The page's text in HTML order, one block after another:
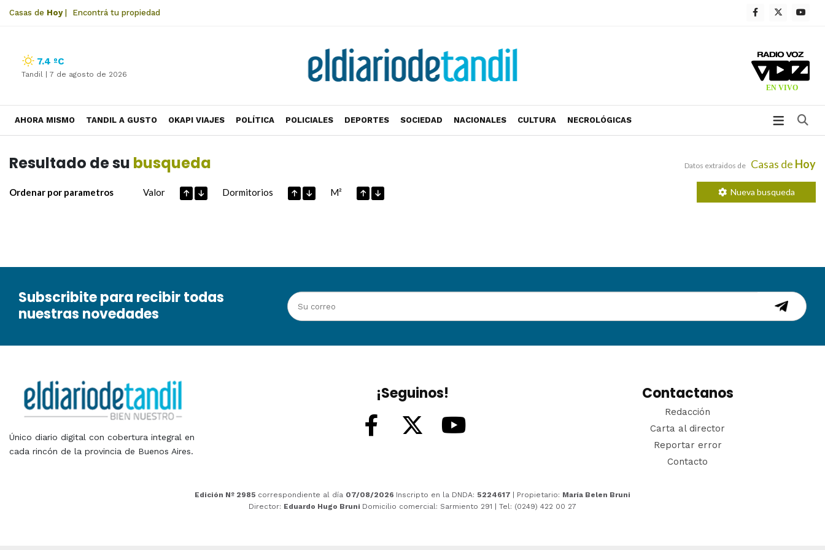
Casas de Hoy| Encontrá tu propiedad
7.4 ºC
Tandil | 7 de agosto de 2026
AHORA MISMO TANDIL A GUSTO OKAPI VIAJES POLÍTICA POLICIALES DEPORTES SOCIEDAD NACIONALES CULTURA NECROLÓGICAS
Resultado de su busqueda Datos extraidos de Casas de Hoy
Ordenar por parametros Valor Dormitorios M² Nueva busqueda
Subscribite para recibir todas
nuestras novedades
Único diario digital con cobertura integral en
cada rincón de la provincia de Buenos Aires.
¡Seguinos! Contactanos
Redacción
Carta al director
Reportar error
Contacto
Edición Nº 2985 correspondiente al día 07/08/2026 Inscripto en la DNDA: 5224617 | Propietario: María Belen Bruni
Director: Eduardo Hugo Bruni Domicilio comercial: Sarmiento 291 | Tel: (0249) 422 00 27